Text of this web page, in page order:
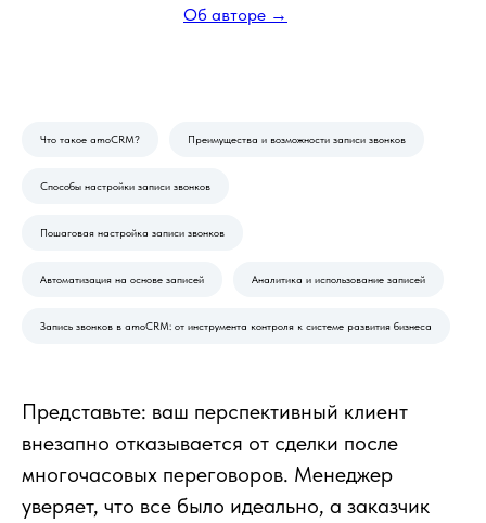
Об авторе →
Что такое amoCRM? Преимущества и возможности записи звонков
Способы настройки записи звонков
Пошаговая настройка записи звонков
Автоматизация на основе записей Аналитика и использование записей
Запись звонков в amoCRM: от инструмента контроля к системе развития бизнеса
Представьте: ваш перспективный клиент
внезапно отказывается от сделки после
многочасовых переговоров. Менеджер
уверяет, что все было идеально, а заказчик